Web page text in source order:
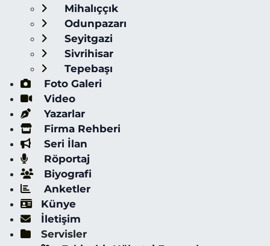
Mihalıççık
Odunpazarı
Seyitgazi
Sivrihisar
Tepebaşı
Foto Galeri
Video
Yazarlar
Firma Rehberi
Seri İlan
Röportaj
Biyografi
Anketler
Künye
İletişim
Servisler